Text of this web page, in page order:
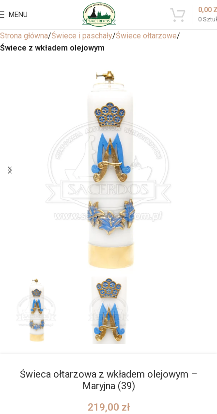
MENU
0
0,00
Strona główna Świece i paschały Świece ołtarzowe
Świece z wkładem olejowym
Świeca ołtarzowa z wkładem olejowym –
Maryjna (39)
219,00 zł